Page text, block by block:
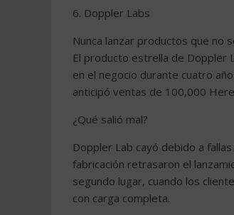
6. Doppler Labs
Nunca lanzar productos que no
El producto estrella de Doppler
en el negocio durante cuatro
anticipó ventas de 100,000
¿Qué salió mal?
Doppler Lab cayó debido a
fabricación retrasaron el
segundo lugar, cuando los
con carga completa.